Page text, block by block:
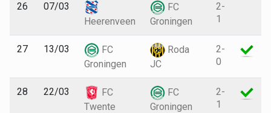
26
07/03
Heerenveen
FC
Groningen
2-
1
27 13/03
FC
Groningen
Roda
JC
2-
0
28 22/03
FC
Twente
FC
Groningen
2-
1